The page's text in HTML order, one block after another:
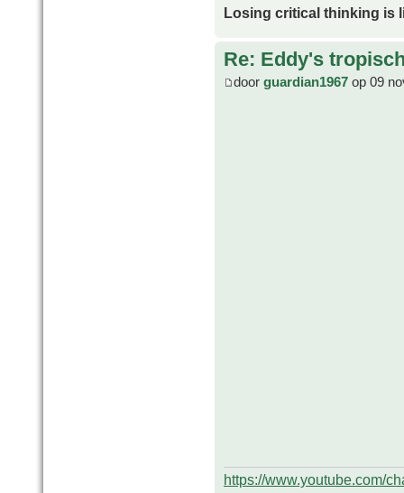
Losing critical thinking is
Re: Eddy's
door guardian1967 op 09
https://www.youtube.com/